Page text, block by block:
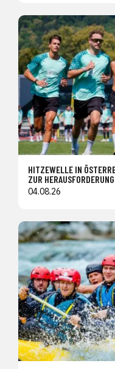
HITZEWELLE IN
ZUR HERAUSFORDERUNG
04.08.26